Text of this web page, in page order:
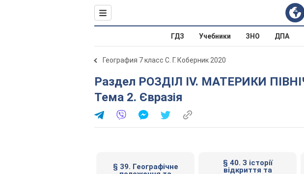
ГДЗ Учебники ЗНО ДПА
География 7 класс С. Г. Коберник 2020
Раздел РОЗДІЛ IV. МАТЕРИКИ ПІВНІЧНОЇ ПІВКУЛІ.
Тема 2. Євразія
§ 39. Географічне
§ 40. З історії
відкриття та